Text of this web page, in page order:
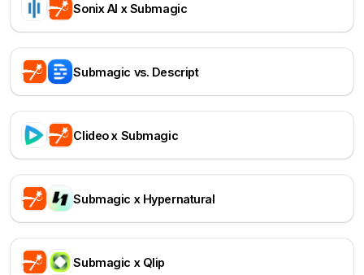
Sonix AI x Submagic
Submagic vs. Descript
Clideo x Submagic
Submagic x Hypernatural
Submagic x Qlip